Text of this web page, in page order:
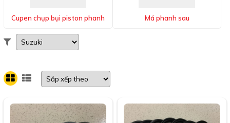
Cupen chụp bụi piston phanh Má phanh sau